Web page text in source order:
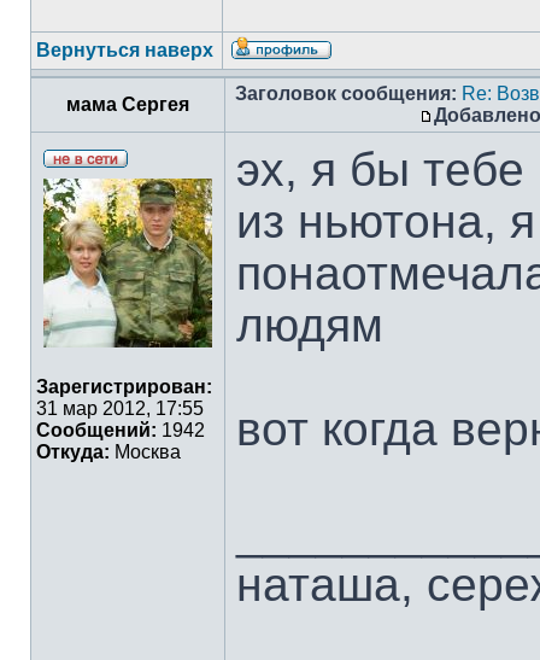
Вернуться наверх
мама Сергея
Заголовок сообщения: Re:
Зарегистрирован:
31 мар 2012, 17:55
Сообщений: 1942
Откуда: Москва
эх, я бы тебе
из ньютона,
людям
вот когда
наташа,